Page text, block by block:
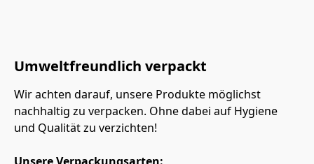
Umweltfreundlich verpackt
Wir achten darauf, unsere Produkte möglichst
nachhaltig zu verpacken. Ohne dabei auf Hygiene
und Qualität zu verzichten!